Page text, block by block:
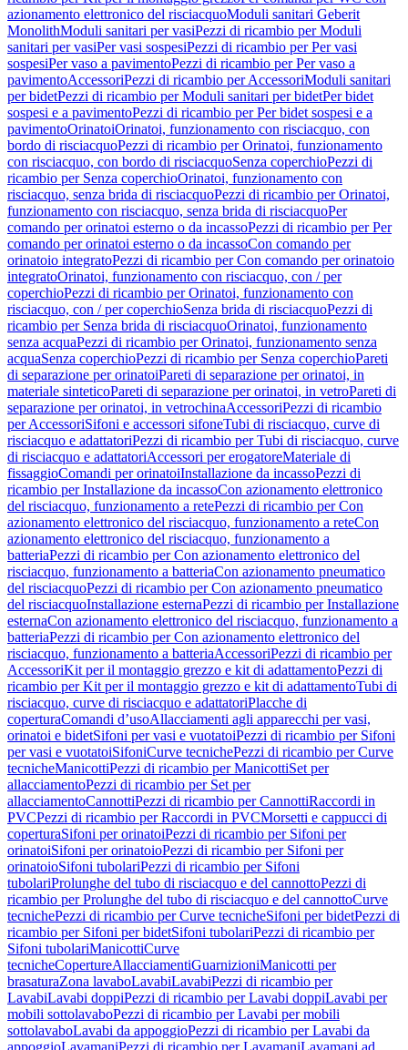
azionamento elettronico del risciacquoModuli sanitari Geberit
MonolithModuli sanitari per vasiPezzi di ricambio per Moduli
sanitari per vasiPer vasi sospesiPezzi di ricambio per Per vasi
sospesiPer vaso a pavimentoPezzi di ricambio per Per vaso a
pavimentoAccessoriPezzi di ricambio per AccessoriModuli sanitari
per bidetPezzi di ricambio per Moduli sanitari per bidetPer bidet
sospesi e a pavimentoPezzi di ricambio per Per bidet sospesi e a
pavimentoOrinatoiOrinatoi, funzionamento con risciacquo, con
bordo di risciacquoPezzi di ricambio per Orinatoi, funzionamento
con risciacquo, con bordo di risciacquoSenza coperchioPezzi di
ricambio per Senza coperchioOrinatoi, funzionamento con
risciacquo, senza brida di risciacquoPezzi di ricambio per Orinatoi,
funzionamento con risciacquo, senza brida di risciacquoPer
comando per orinatoi esterno o da incassoPezzi di ricambio per Per
comando per orinatoi esterno o da incassoCon comando per
orinatoio integratoPezzi di ricambio per Con comando per orinatoio
integratoOrinatoi, funzionamento con risciacquo, con / per
coperchioPezzi di ricambio per Orinatoi, funzionamento con
risciacquo, con / per coperchioSenza brida di risciacquoPezzi di
ricambio per Senza brida di risciacquoOrinatoi, funzionamento
senza acquaPezzi di ricambio per Orinatoi, funzionamento senza
acquaSenza coperchioPezzi di ricambio per Senza coperchioPareti
di separazione per orinatoiPareti di separazione per orinatoi, in
materiale sinteticoPareti di separazione per orinatoi, in vetroPareti di
separazione per orinatoi, in vetrochinaAccessoriPezzi di ricambio
per AccessoriSifoni e accessori sifoneTubi di risciacquo, curve di
risciacquo e adattatoriPezzi di ricambio per Tubi di risciacquo, curve
di risciacquo e adattatoriAccessori per erogatoreMateriale di
fissaggioComandi per orinatoiInstallazione da incassoPezzi di
ricambio per Installazione da incassoCon azionamento elettronico
del risciacquo, funzionamento a retePezzi di ricambio per Con
azionamento elettronico del risciacquo, funzionamento a reteCon
azionamento elettronico del risciacquo, funzionamento a
batteriaPezzi di ricambio per Con azionamento elettronico del
risciacquo, funzionamento a batteriaCon azionamento pneumatico
del risciacquoPezzi di ricambio per Con azionamento pneumatico
del risciacquoInstallazione esternaPezzi di ricambio per Installazione
esternaCon azionamento elettronico del risciacquo, funzionamento a
batteriaPezzi di ricambio per Con azionamento elettronico del
risciacquo, funzionamento a batteriaAccessoriPezzi di ricambio per
AccessoriKit per il montaggio grezzo e kit di adattamentoPezzi di
ricambio per Kit per il montaggio grezzo e kit di adattamentoTubi di
risciacquo, curve di risciacquo e adattatoriPlacche di
coperturaComandi d’usoAllacciamenti agli apparecchi per vasi,
orinatoi e bidetSifoni per vasi e vuotatoiPezzi di ricambio per Sifoni
per vasi e vuotatoiSifoniCurve tecnichePezzi di ricambio per Curve
tecnicheManicottiPezzi di ricambio per ManicottiSet per
allacciamentoPezzi di ricambio per Set per
allacciamentoCannottiPezzi di ricambio per CannottiRaccordi in
PVCPezzi di ricambio per Raccordi in PVCMorsetti e cappucci di
coperturaSifoni per orinatoiPezzi di ricambio per Sifoni per
orinatoiSifoni per orinatoioPezzi di ricambio per Sifoni per
orinatoioSifoni tubolariPezzi di ricambio per Sifoni
tubolariProlunghe del tubo di risciacquo e del cannottoPezzi di
ricambio per Prolunghe del tubo di risciacquo e del cannottoCurve
tecnichePezzi di ricambio per Curve tecnicheSifoni per bidetPezzi di
ricambio per Sifoni per bidetSifoni tubolariPezzi di ricambio per
Sifoni tubolariManicottiCurve
tecnicheCopertureAllacciamentiGuarnizioniManicotti per
brasaturaZona lavaboLavabiLavabiPezzi di ricambio per
LavabiLavabi doppiPezzi di ricambio per Lavabi doppiLavabi per
mobili sottolavaboPezzi di ricambio per Lavabi per mobili
sottolavaboLavabi da appoggioPezzi di ricambio per Lavabi da
appoggioLavamaniPezzi di ricambio per LavamaniLavamani ad